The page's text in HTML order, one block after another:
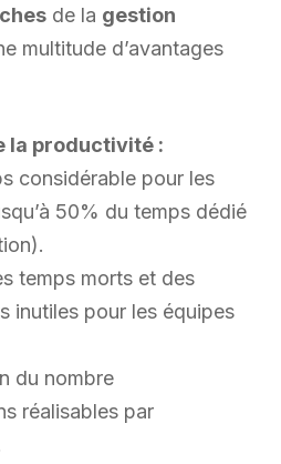
de la gestion
multitude d’avantages
la productivité :
considérable pour les
50% du temps dédié
temps morts et des
inutiles pour les équipes
du nombre
réalisables par